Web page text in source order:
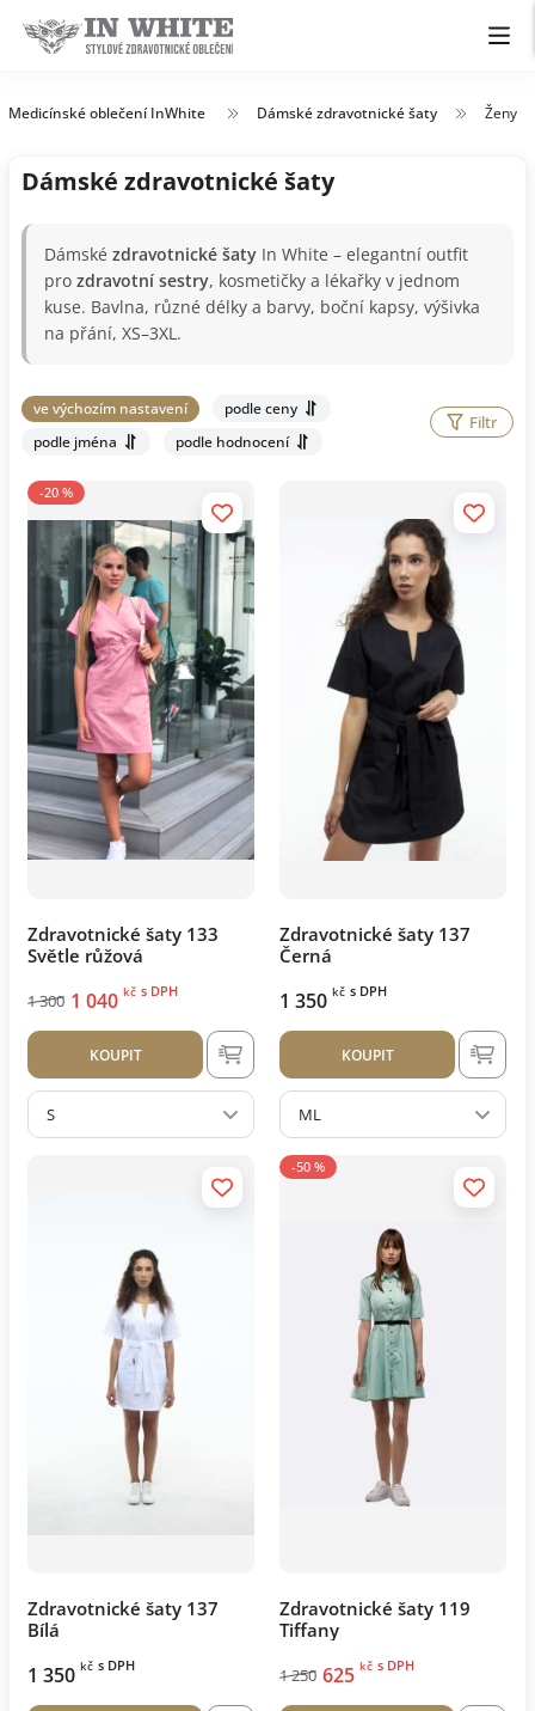
Medicínské oblečení InWhite Dámské zdravotnické šaty Ženy
Dámské zdravotnické šaty
Dámské zdravotnické šaty In White – elegantní outfit
pro zdravotní sestry, kosmetičky a lékařky v jednom
kuse. Bavlna, různé délky a barvy, boční kapsy, výšivka
na přání, XS–3XL.
ve výchozím nastavení
podle ceny
podle jména
podle hodnocení
Filtr
-20 %
Zdravotnické šaty 133
Světle růžová
1 300 1 040 kč s DPH
KOUPIT
S
Zdravotnické šaty 137
Černá
1 350 kč s DPH
KOUPIT
ML
Zdravotnické šaty 137
Bílá
1 350 kč s DPH
-50 %
Zdravotnické šaty 119
Tiffany
1 250 625 kč s DPH